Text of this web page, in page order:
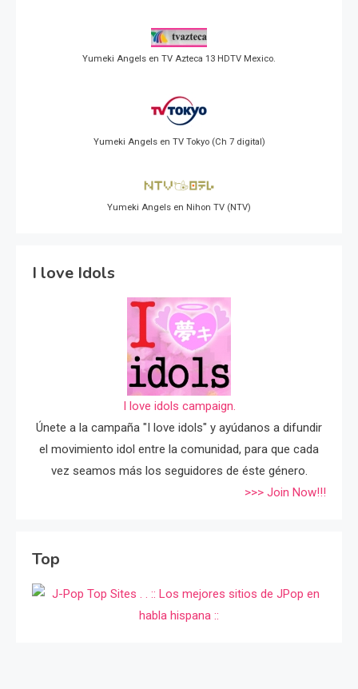
Yumeki Angels en TV Azteca 13 HDTV Mexico.
Yumeki Angels en TV Tokyo (Ch 7 digital)
Yumeki Angels en Nihon TV (NTV)
I love Idols
I love idols campaign.
Únete a la campaña "I love idols" y ayúdanos a difundir
el movimiento idol entre la comunidad, para que cada
vez seamos más los seguidores de éste género.
>>> Join Now!!!
Top